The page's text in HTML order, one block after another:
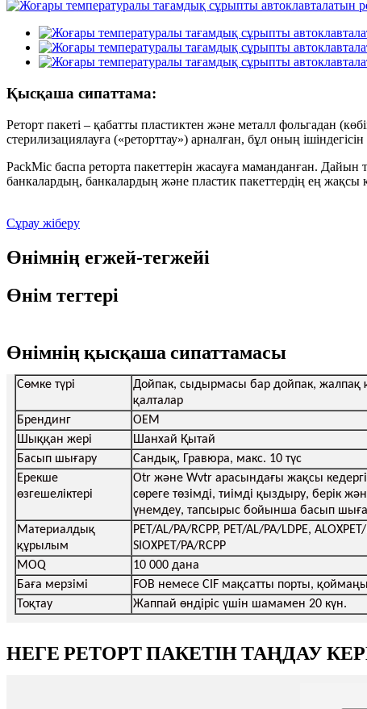
Қысқаша сипаттама:
Реторт пакеті – қабатты пластиктен және металл фольгадан
стерилизациялауға («реторттау») арналған, бұл оның
PackMic баспа реторта пакеттерін жасауға маманданған.
банкалардың, банкалардың және пластик пакеттердің ең жақсы
Сұрау жіберу
Өнімнің егжей-тегжейі
Өнім тегтері
Өнімнің қысқаша сипаттамасы
Сөмке түрі
Дойпак, сыдырмасы бар дойпак, жалпақ
қалталар
Брендинг
OEM
Шыққан жері
Шанхай Қытай
Басып шығару
Сандық, Гравюра, макс. 10 түс
Ерекше
өзгешеліктері
Otr және Wvtr арасындағы жақсы
сөреге төзімді, тиімді қыздыру, берік
үнемдеу, тапсырыс бойынша басып
Материалдық
құрылым
PET/AL/PA/RCPP, PET/AL/PA/LDPE, ALOXPET/
SIOXPET/PA/RCPP
MOQ
10 000 дана
Баға мерзімі
FOB немесе CIF мақсатты порты,
Тоқтау
Жаппай өндіріс үшін шамамен 20 күн.
НЕГЕ РЕТОРТ ПАКЕТІН ТАҢДАУ